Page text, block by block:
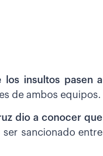
los insultos pasen a
de ambos equipos.
dio a conocer que
sancionado entre